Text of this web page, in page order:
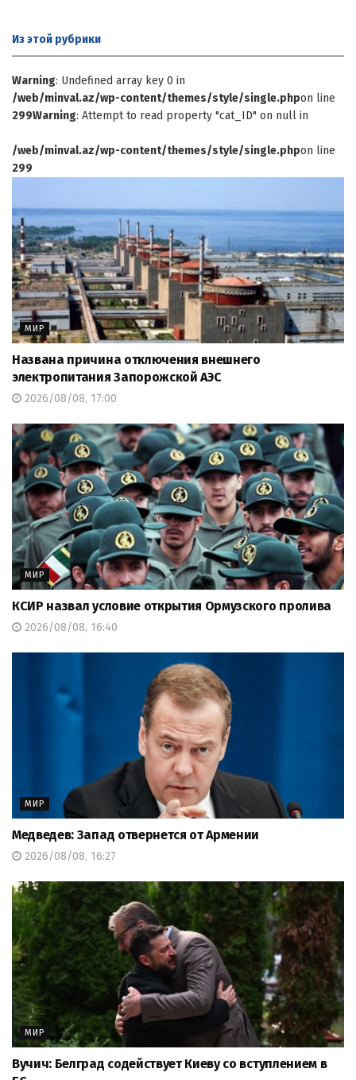
Из этой рубрики
Warning: Undefined array key 0 in
/web/minval.az/wp-content/themes/style/single.phpon line
299Warning: Attempt to read property "cat_ID" on null in
/web/minval.az/wp-content/themes/style/single.phpon line
299
МИР
Названа причина отключения внешнего
электропитания Запорожской АЭС
2026/08/08, 17:00
МИР
КСИР назвал условие открытия Ормузского пролива
2026/08/08, 16:40
МИР
Медведев: Запад отвернется от Армении
2026/08/08, 16:27
МИР
Вучич: Белград содействует Киеву со вступлением в